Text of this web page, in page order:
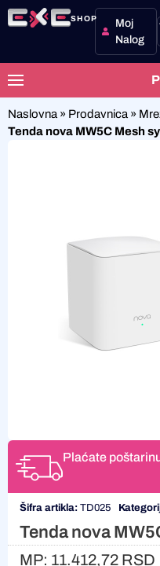
SHOP
Moj
Nalog
Naslovna » Prodavnica »
Tenda nova MW5C Mesh
Plaćate
Šifra artikla: TD025
Tenda nova
MP: 11.412,72 RSD